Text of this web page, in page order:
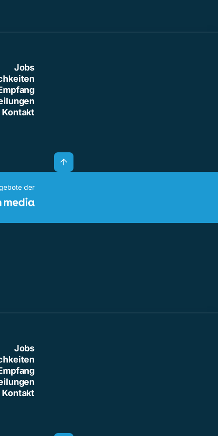
Jobs
Kontakt
der
Jobs
Kontakt